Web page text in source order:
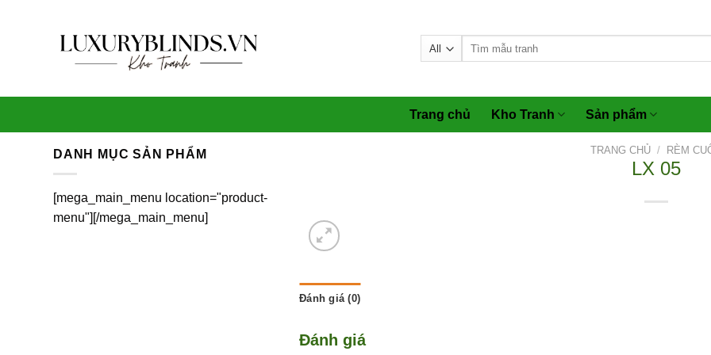
Trang chủ Kho Tranh Sản phẩm
DANH MỤC SẢN PHẨM
[mega_main_menu location="product-
menu"][/mega_main_menu]
TRANG CHỦ / RÈM
LX 05
Đánh giá (0)
Đánh giá